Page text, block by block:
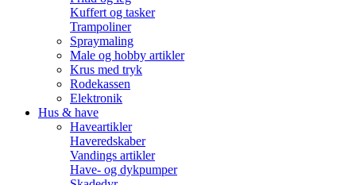
Kuffert og tasker
Trampoliner
Spraymaling
Male og hobby artikler
Krus med tryk
Rodekassen
Elektronik
Hus & have
Haveartikler
Haveredskaber
Vandings artikler
Have- og dykpumper